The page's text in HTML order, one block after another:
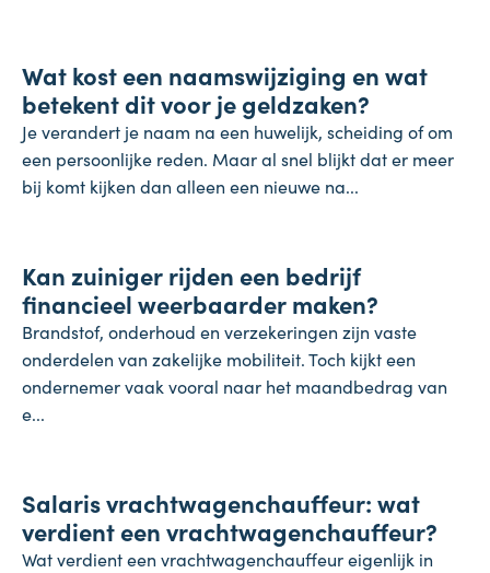
31 juli 2026
Wat kost een naamswijziging en wat
betekent dit voor je geldzaken?
Je verandert je naam na een huwelijk, scheiding of om
een persoonlijke reden. Maar al snel blijkt dat er meer
bij komt kijken dan alleen een nieuwe na...
28 juli 2026
Kan zuiniger rijden een bedrijf
financieel weerbaarder maken?
Brandstof, onderhoud en verzekeringen zijn vaste
onderdelen van zakelijke mobiliteit. Toch kijkt een
ondernemer vaak vooral naar het maandbedrag van
e...
27 juli 2026
Salaris vrachtwagenchauffeur: wat
verdient een vrachtwagenchauffeur?
Wat verdient een vrachtwagenchauffeur eigenlijk in